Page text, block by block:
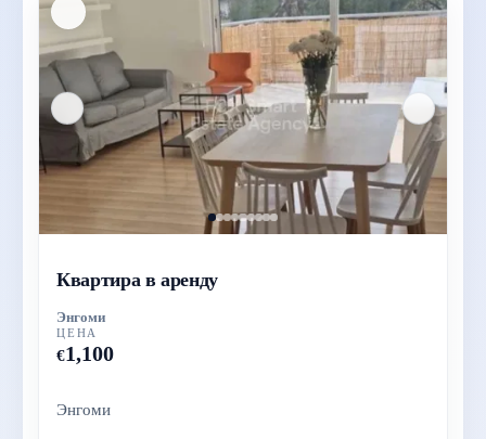
Квартира в аренду
Энгоми
ЦЕНА
€1,100
Энгоми